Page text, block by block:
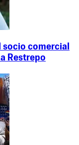
socio comercial
Restrepo